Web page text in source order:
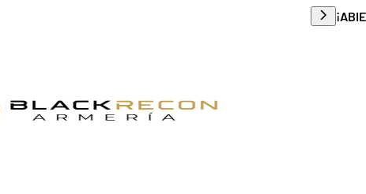
Envío